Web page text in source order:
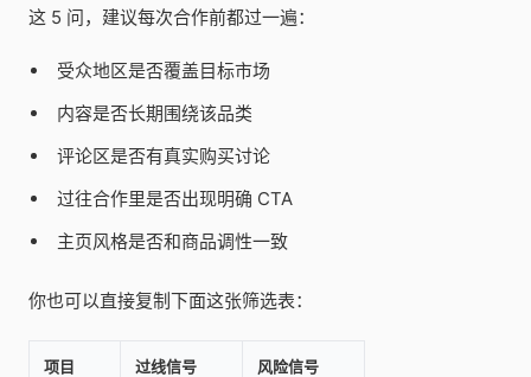
这 5 问，建议每次合作前都过一遍：
受众地区是否覆盖目标市场
内容是否长期围绕该品类
评论区是否有真实购买讨论
过往合作里是否出现明确 CTA
主页风格是否和商品调性一致
你也可以直接复制下面这张筛选表：
项目 过线信号 风险信号